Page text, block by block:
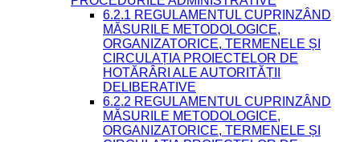
6.2.1 REGULAMENTUL CUPRINZÂND
MĂSURILE METODOLOGICE,
ORGANIZATORICE, TERMENELE ȘI
CIRCULAȚIA PROIECTELOR DE
HOTĂRÂRI ALE AUTORITĂȚII
DELIBERATIVE
6.2.2 REGULAMENTUL CUPRINZÂND
MĂSURILE METODOLOGICE,
ORGANIZATORICE, TERMENELE ȘI